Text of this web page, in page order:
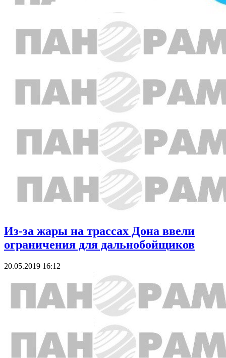
Из-за жары на трассах Дона ввели
ограничения для дальнобойщиков
20.05.2019 16:12